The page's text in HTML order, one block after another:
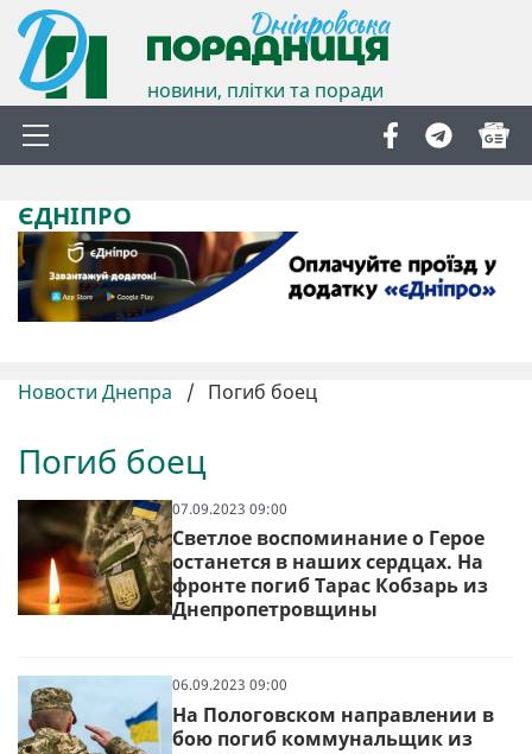
новини, плітки та поради
ЄДНІПРО
Новости Днепра / Погиб боец
Погиб боец
07.09.2023 09:00
Светлое воспоминание о Герое
останется в наших сердцах. На
фронте погиб Тарас Кобзарь из
Днепропетровщины
06.09.2023 09:00
На Пологовском направлении в
бою погиб коммунальщик из